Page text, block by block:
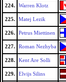
224. Warren Klotz
225. Matej Lezik
226. Petrus Miettinen
227. Roman Nezhyba
228. Kent Are Solli
229. Elvijs Silins